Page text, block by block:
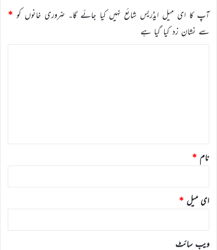
آپ کا ای میل ایڈریس شائع نہیں کیا جائے گا۔ ضروری خانوں کو *
سے نشان زد کیا گیا ہے
نام *
ای میل *
ویب‌ سائٹ